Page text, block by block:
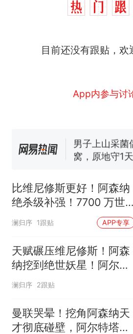
目前还没有跟贴，欢
App内参与讨
人生
新 制裁瓜子
么？
协会回应
男子上山采菌
窝，原地守1
回大海 目击
来源：参考消
笔试第一被第
官方通报
那个在床
人生
比维尼修斯更好！阿森纳
绝杀级补强！7700 万世
界级爆点主动来投
澜归序 1跟贴 APP专享
天赋碾压维尼修斯！阿森
纳挖到绝世妖星！阿尔特
塔锁定未来球王
澜归序 2跟贴
曼联哭晕！挖角阿森纳天
才彻底碰壁，阿尔特塔直